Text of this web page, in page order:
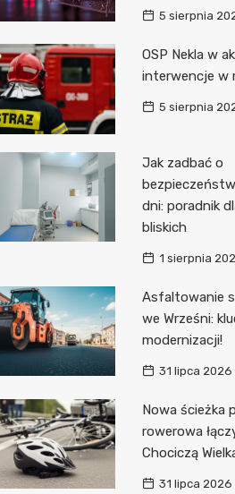
5 sierpnia
OSP Nekla w
interwencje w
5 sierpnia
Jak zadbać o
dni: poradnik
bliskich
1 sierpnia
Asfaltowanie
we Wrześni:
modernizacji!
31 lipca 2026
Nowa ścieżka
rowerowa
Chociczą
31 lipca 2026